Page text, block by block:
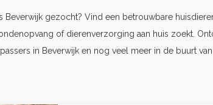
Beverwijk gezocht? Vind een betrouwbare
of dierenverzorging aan huis zoekt.
in Beverwijk en nog veel meer in de buurt van